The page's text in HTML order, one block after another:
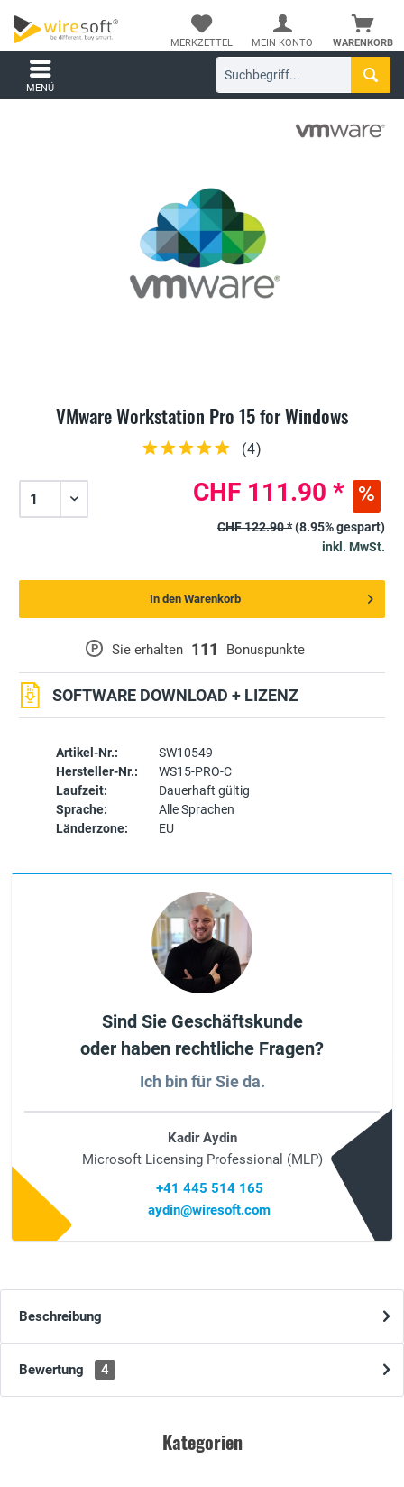
WARENKORB
MERKZETTEL MEIN KONTO
MENÜ
VMware Workstation Pro 15 for Windows
(4)
Artikel-Nr.:
SW10549
Hersteller-Nr.:
WS15-PRO-C
Laufzeit:
Dauerhaft gültig
Sprache:
Alle Sprachen
Länderzone:
EU
P Sie erhalten 111 Bonuspunkte
SOFTWARE DOWNLOAD + LIZENZ
CHF 111.90 *
CHF 122.90 *(8.95% gespart)
inkl. MwSt.
In den Warenkorb
Sind Sie Geschäftskunde
oder haben rechtliche Fragen?
Ich bin für Sie da.
Kadir Aydin
Microsoft Licensing Professional (MLP)
+41 445 514 165
aydin@wiresoft.com
Beschreibung
Bewertung 4
Kategorien